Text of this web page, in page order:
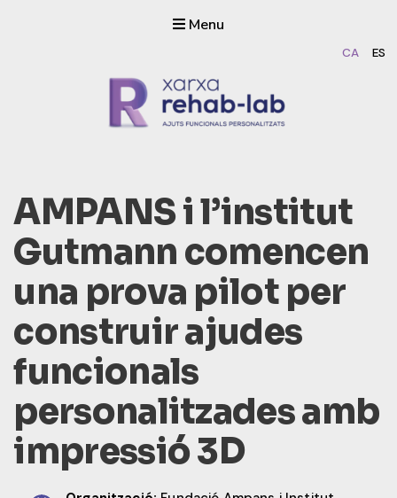
Menu
CA ES
AMPANS i l’institut
Gutmann comencen
una prova pilot per
construir ajudes
funcionals
personalitzades amb
impressió 3D